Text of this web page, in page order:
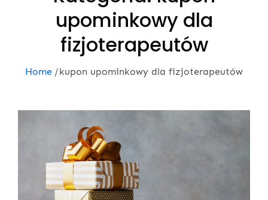
upominkowy dla
fizjoterapeutów
Home kupon upominkowy dla fizjoterapeutów